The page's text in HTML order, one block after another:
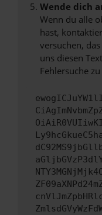
Wende dich
Wenn du alle
hast,
versuchen,
uns diesen
Fehlersuche